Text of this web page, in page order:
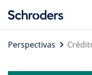
content
Perspectivas